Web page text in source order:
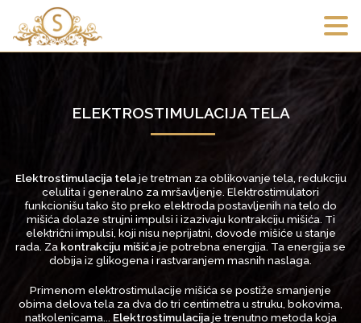
ELEKTROSTIMULACIJA TELA
Elektrostimulacija telaje tretman za oblikovanje tela, redukciju
celulita i generalno za mršavljenje. Elektrostimulatori
funkcionišu tako što preko elektroda postavljenih na telo do
mišića dolaze strujni impulsi i izazivaju kontrakciju mišića. Ti
električni impulsi, koji nisu neprijatni, dovode mišiće u stanje
rada. Za kontrakciju mišićaje potrebna energija. Ta energija se
dobija iz glikogena i rastvaranjem masnih naslaga.
Primenom elektrostimulacije mišića se postiže smanjenje
obima delova tela za dva do tri centimetra u struku, bokovima,
natkolenicama... Elektrostimulacijaje trenutno metoda koja